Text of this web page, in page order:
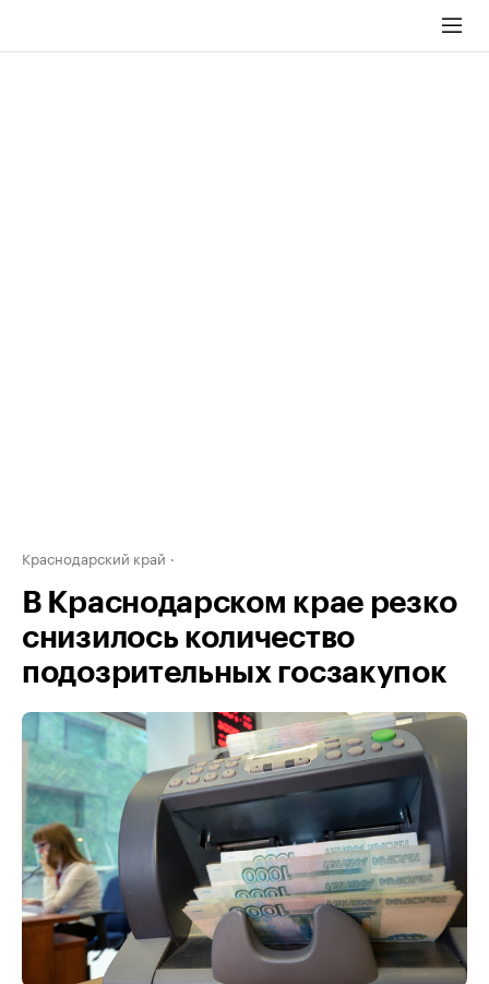
Краснодарский край
В Краснодарском крае резко
снизилось количество
подозрительных госзакупок